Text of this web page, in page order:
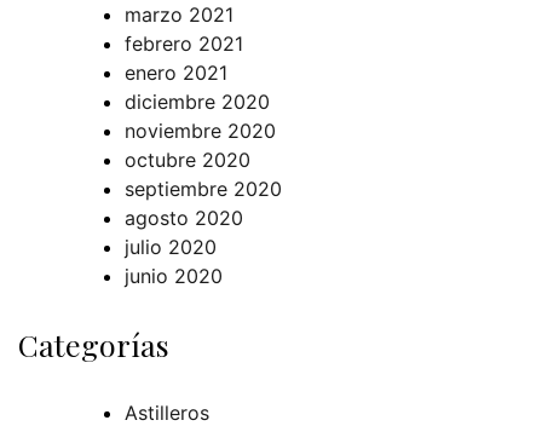
marzo 2021
febrero 2021
enero 2021
diciembre 2020
noviembre 2020
octubre 2020
septiembre 2020
agosto 2020
julio 2020
junio 2020
Categorías
Astilleros